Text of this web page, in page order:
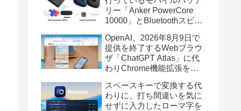
リー「Anker PowerCore
10000」とBluetoothスピー
辺を焼損する火災が6月に3
件発生していたそうなので
注意を。
OpenAI、2026年8月9日で
提供を終了するWebブラウ
ザ「ChatGPT Atlas」に代
わりChrome機能拡張をア
画の質問やAsk ChatGPT機
能を追加。
スペースキーで変換する代
わりに、打ち間違いを気に
せずに入力したローマ字を